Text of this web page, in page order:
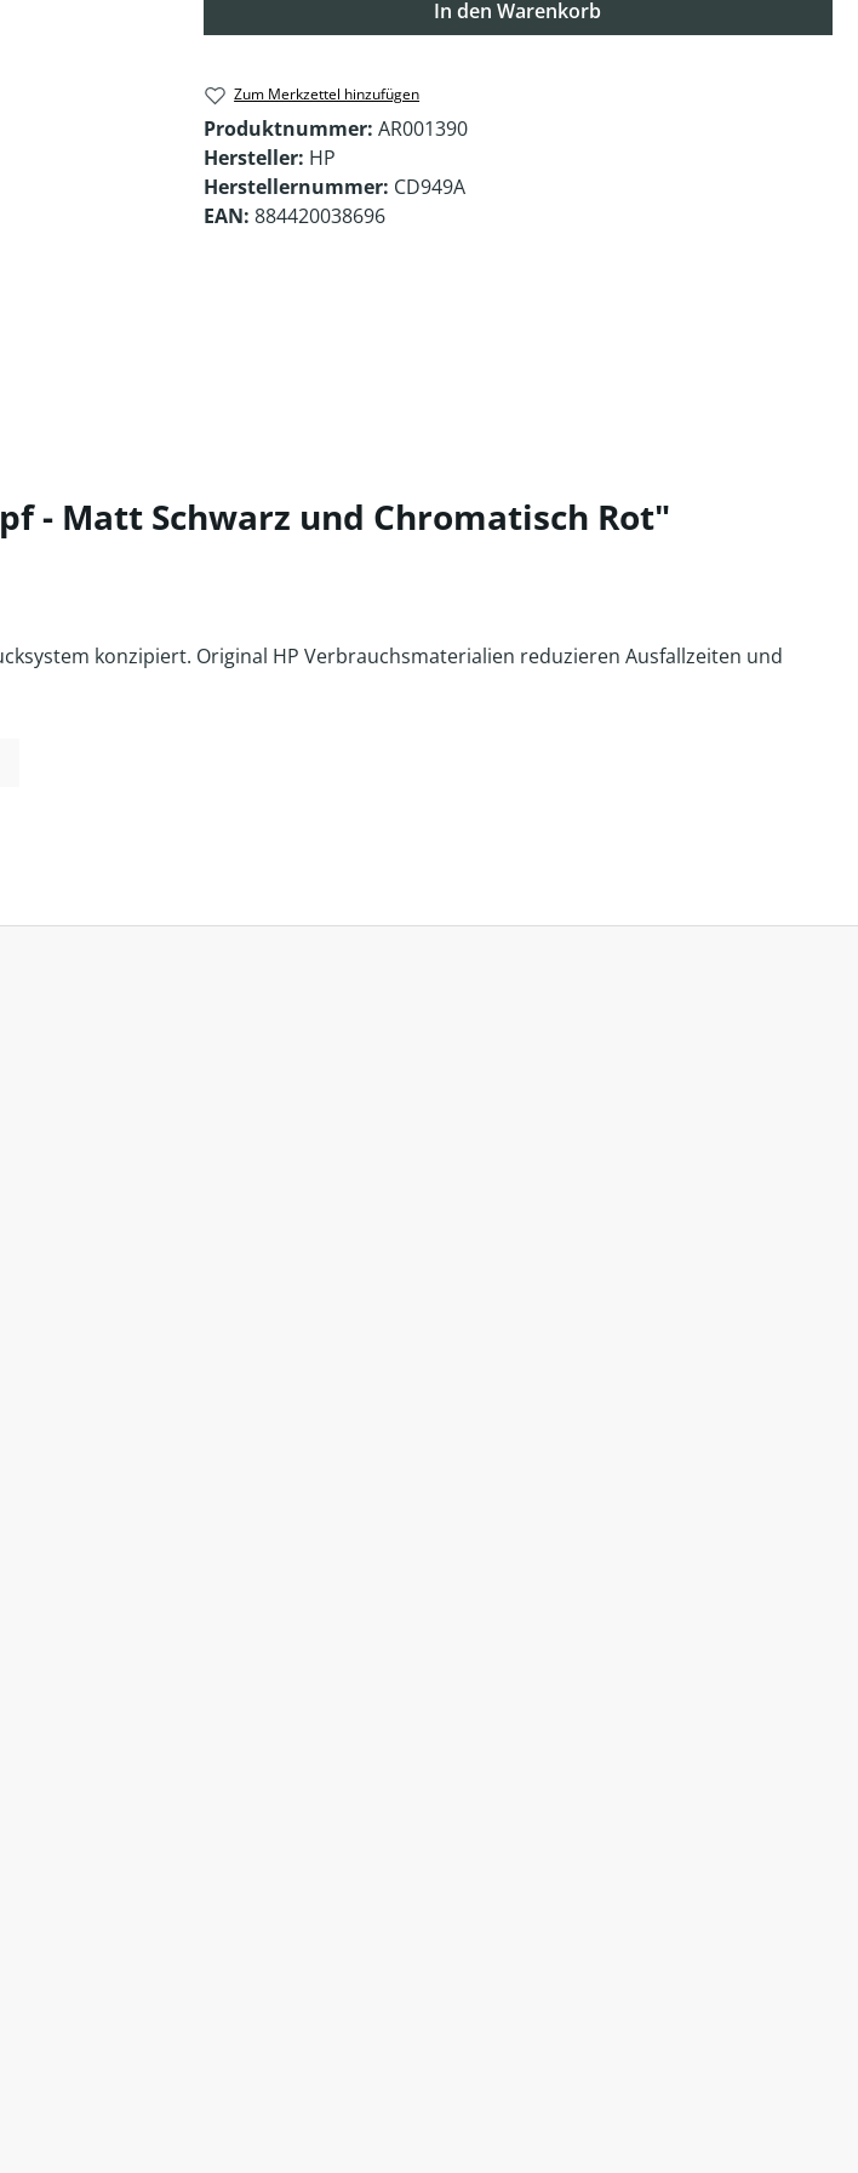
In den Warenkorb
Zum Merkzettel hinzufügen
Produktnummer: AR001390
Hersteller: HP
Herstellernummer: CD949A
EAN: 884420038696
- Matt Schwarz und Chromatisch Rot"
konzipiert. Original HP Verbrauchsmaterialien reduzieren Ausfallzeiten und